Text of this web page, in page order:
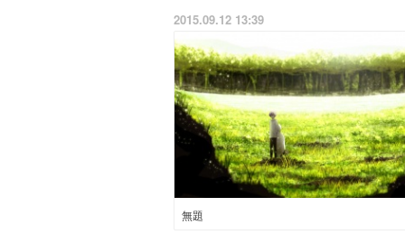
2015.09.12 13:39
無題